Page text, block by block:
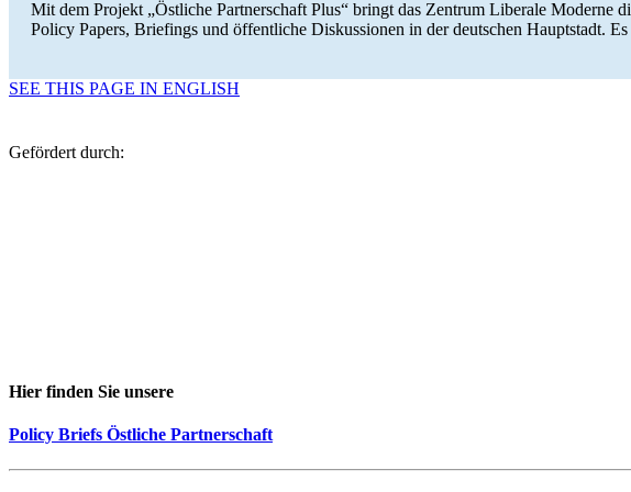
Mit dem Projekt „Öst­li­che Part­ner­schaft Plus“ bringt das Zentrum Liberale
Policy Papers, Brie­fings und öffent­li­che Dis­kus­sio­nen in der deut­schen Haupt­stadt.
SEE THIS PAGE IN ENGLISH
Gefördert durch:
Hier finden Sie unsere
Policy Briefs Östliche Partnerschaft